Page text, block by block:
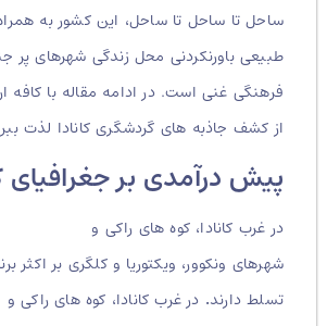
ساحل تا ساحل تا ساحل، این کشور به همراه
طبیعی باورنکردنی محل زندگی شهرهای پر
فرهنگی غنی است. در ادامه مقاله با کافه ارز
از کشف جاذبه های گردشگری کانادا لذت ببرید.
پیش درآمدی بر جغرافیای
در غرب کانادا، کوه های راکی ​​و
شهرهای ونکوور، ویکتوریا و کلگری بر اکثر
تسلط دارند .در غرب کانادا، کوه های راکی ​​و